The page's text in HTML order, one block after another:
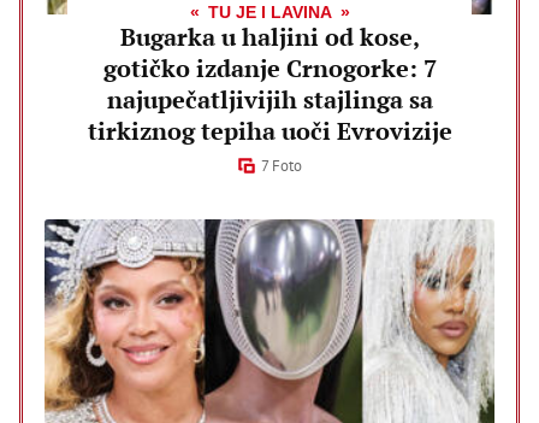
TU JE I LAVINA
Bugarka u haljini od kose,
gotičko izdanje Crnogorke: 7
najupečatljivijih stajlinga sa
tirkiznog tepiha uoči Evrovizije
7 Foto